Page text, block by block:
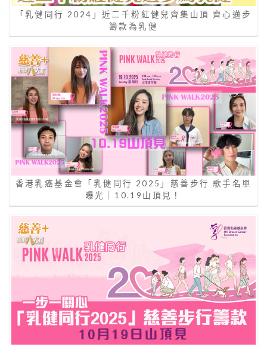
「乳健同行 2024」近二千粉紅健兒齊集山頂 齊心邁步
籌款為乳健
香港乳癌基金會「乳健同行 2025」慈善步行 歌手名單
曝光｜10.19山頂見！